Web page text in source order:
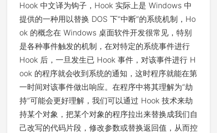
Hook 中文译为钩子，Hook 实际上是 Windows 中
提供的一种用以替换 DOS 下“中断”的系统机制，Ho
ok 的概念在 Windows 桌面软件开发很常见，特别
是各种事件触发的机制，在对特定的系统事件进行
Hook 后，一旦发生已 Hook 事件，对该事件进行 H
ook 的程序就会收到系统的通知，这时程序就能在第
一时间对该事件做出响应。在程序中将其理解为“劫
持”可能会更好理解，我们可以通过 Hook 技术来劫
持某个对象，把某个对象的程序拉出来替换成我们自
己改写的代码片段，修改参数或替换返回值，从而控